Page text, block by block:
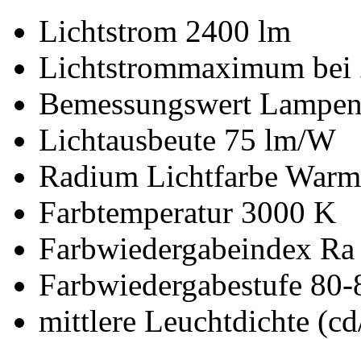
Lichtstrom 2400 lm
Lichtstrommaximum bei
Bemessungswert
Lichtausbeute 75 lm/W
Radium Lichtfarbe
Farbtemperatur 3000 K
Farbwiedergabeindex
Farbwiedergabestufe
mittlere Leuchtdichte